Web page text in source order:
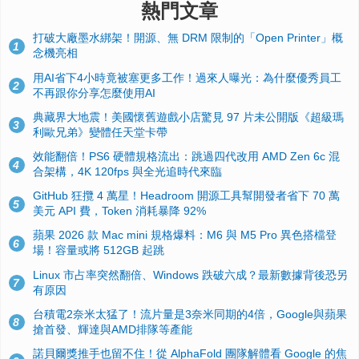
熱門文章
1
打破大廠墨水綁架！開源、無 DRM 限制的「Open Printer」概
念機亮相
2
用AI省下4小時竟被塞更多工作！過來人曝光：為什麼優秀員工
不再跟你分享怎麼使用AI
3
典藏界大地震！美國懷舊遊戲小店驚見 97 片未公開版《超級瑪
利歐兄弟》變體任天堂卡帶
4
效能翻倍！PS6 硬體規格流出：跳過四代改用 AMD Zen 6c 混
合架構，4K 120fps 與全光追時代來臨
5
GitHub 狂攬 4 萬星！Headroom 開源工具幫開發者省下 70 萬
美元 API 費，Token 消耗暴降 92%
6
蘋果 2026 款 Mac mini 規格爆料：M6 與 M5 Pro 異色搭檔登
場！容量或將 512GB 起跳
7
Linux 市占率突然翻倍、Windows 跌破六成？最新數據背後恐另
有原因
8
台積電2奈米太猛了！流片量是3奈米同期的4倍，Google與蘋果
搶首發、輝達與AMD排隊等產能
諾貝爾獎推手也留不住！從 AlphaFold 團隊解體看 Google 的焦